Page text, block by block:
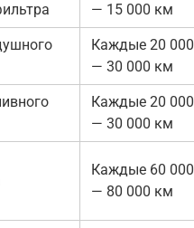
— 15 000 км
Каждые 20 000
— 30 000 км
Каждые 20 000
— 30 000 км
Каждые 60 000
— 80 000 км